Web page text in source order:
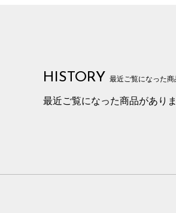
HISTORY 最近ご覧になった商
最近ご覧になった商品がありま